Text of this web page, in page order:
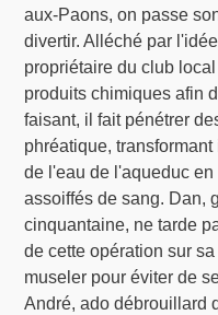
aux-Paons, on passe
divertir. Alléché par
propriétaire du club
produits chimiques afin
faisant, il fait pénétrer
phréatique,
de l'eau de l'aqueduc
assoiffés de sang. Dan,
cinquantaine, ne tarde
de cette opération sur
museler pour éviter de
André, ado débrouillard